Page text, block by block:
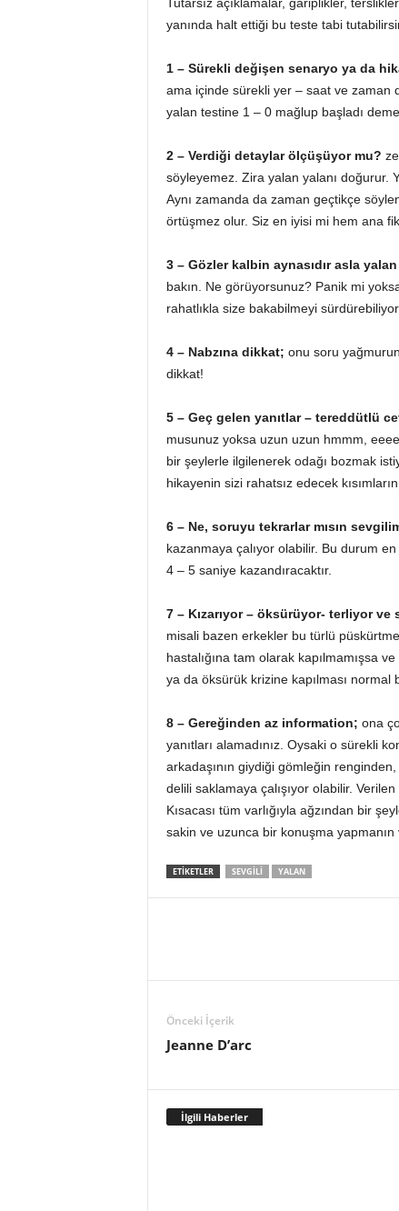
yanında halt ettiği bu teste tabi
1 – Sürekli değişen senaryo ya da
ama içinde sürekli yer – saat ve zaman
yalan testine 1 – 0 mağlup başladı
2 – Verdiği detaylar ölçüşüyor mu?
söyleyemez. Zira yalan yalanı doğurur.
Aynı zamanda da zaman geçtikçe
örtüşmez olur. Siz en iyisi mi hem ana
3 – Gözler kalbin aynasıdır asla
bakın. Ne görüyorsunuz? Panik mi
rahatlıkla size bakabilmeyi
4 – Nabzına dikkat; onu soru
dikkat!
5 – Geç gelen yanıtlar – tereddütlü
musunuz yoksa uzun uzun hmmm,
bir şeylerle ilgilenerek odağı bozmak
hikayenin sizi rahatsız edecek
6 – Ne, soruyu tekrarlar mısın
kazanmaya çalıyor olabilir. Bu durum
4 – 5 saniye kazandıracaktır.
7 – Kızarıyor – öksürüyor- terliyor ve
misali bazen erkekler bu türlü
hastalığına tam olarak kapılmamışsa
ya da öksürük krizine kapılması normal
8 – Gereğinden az information; ona
yanıtları alamadınız. Oysaki o sürekli
arkadaşının giydiği gömleğin
delili saklamaya çalışıyor olabilir.
Kısacası tüm varlığıyla ağzından bir
sakin ve uzunca bir konuşma
ETIKETLER SEVGILI YALAN
Önceki İçerik
Jeanne D’arc
İlgili Haberler